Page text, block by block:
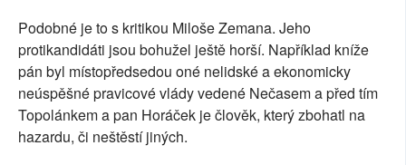
Podobné je to s kritikou Miloše Zemana. Jeho
protikandidáti jsou bohužel ještě horší. Například kníže
pán byl místopředsedou oné nelidské a ekonomicky
neúspěšné pravicové vlády vedené Nečasem a před tím
Topolánkem a pan Horáček je člověk, který zbohatl na
hazardu, či neštěstí jiných.